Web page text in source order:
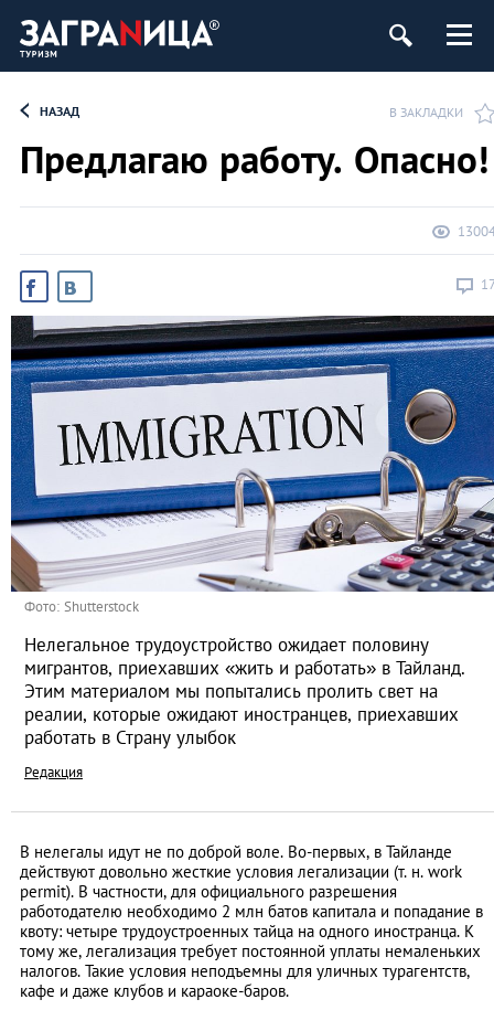
НАЗАД В ЗАКЛАДКИ
Предлагаю работу. Опасно!
Фото: Shutterstock
Нелегальное трудоустройство ожидает половину
мигрантов, приехавших «жить и работать» в Тайланд.
Этим материалом мы попытались пролить свет на
реалии, которые ожидают иностранцев, приехавших
работать в Страну улыбок
Редакция
В нелегалы идут не по доброй воле. Во-первых, в Тайланде
действуют довольно жесткие условия легализации (т. н. work
permit). В частности, для официального разрешения
работодателю необходимо 2 млн батов капитала и попадание в
квоту: четыре трудоустроенных тайца на одного иностранца. К
тому же, легализация требует постоянной уплаты немаленьких
налогов. Такие условия неподъемны для уличных турагентств,
кафе и даже клубов и караоке-баров.